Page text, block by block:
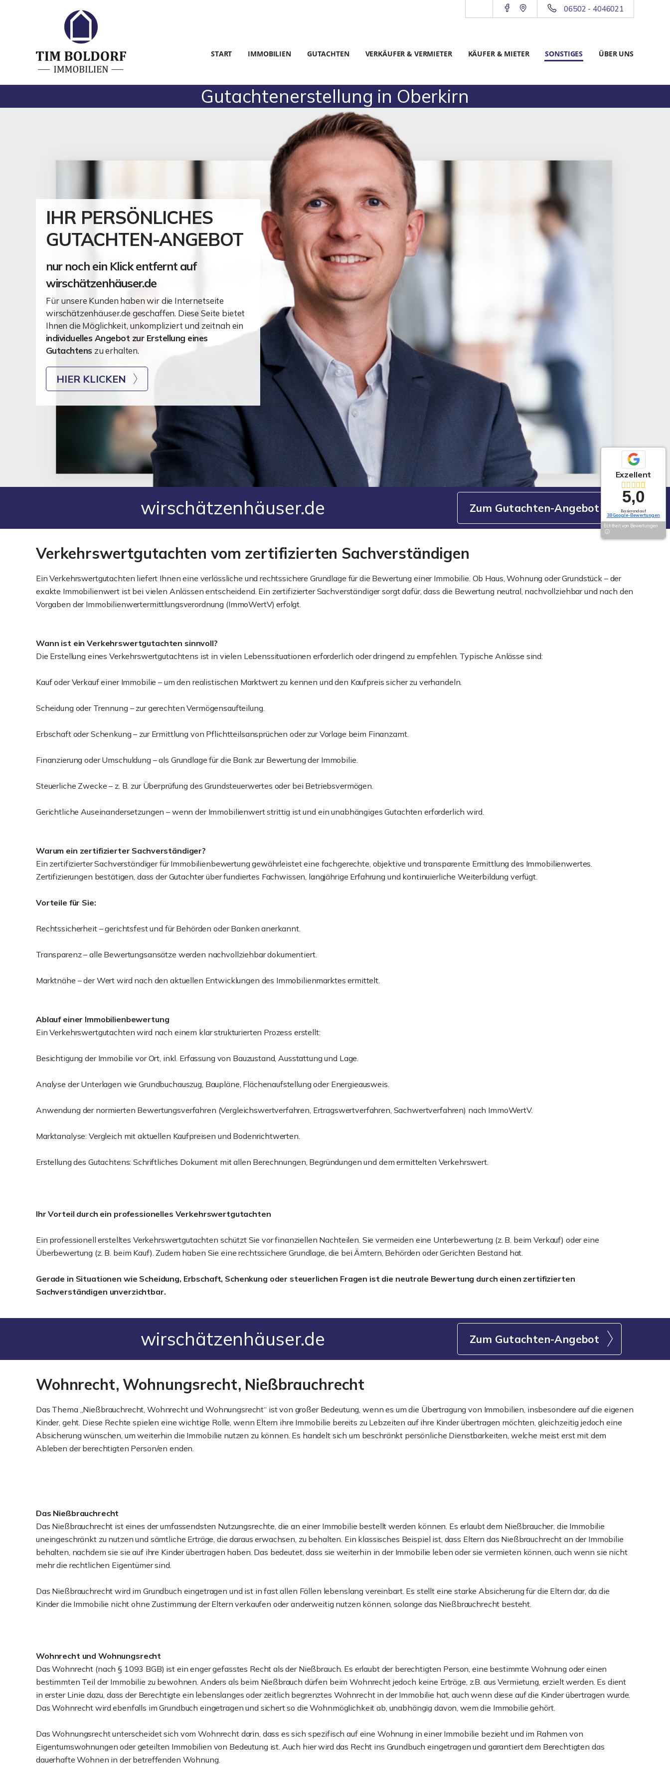
06502 - 4046021
START IMMOBILIEN GUTACHTEN VERKÄUFER & VERMIETER KÄUFER & MIETER SONSTIGES ÜBER UNS
Gutachtenerstellung in Oberkirn
IHR PERSÖNLICHES
GUTACHTEN-ANGEBOT
nur noch ein Klick entfernt auf
wirschätzenhäuser.de
Für unsere Kunden haben wir die Internetseite
wirschätzenhäuser.de geschaffen. Diese Seite bietet
Ihnen die Möglichkeit, unkompliziert und zeitnah ein
individuelles Angebot zur Erstellung eines
Gutachtens zu erhalten.
HIER KLICKEN
wirschätzenhäuser.de Zum Gutachten-Angebot
Verkehrswertgutachten vom zertifizierten Sachverständigen
Ein Verkehrswertgutachten liefert Ihnen eine verlässliche und rechtssichere Grundlage für die Bewertung einer Immobilie. Ob Haus, Wohnung oder Grundstück – der
exakte Immobilienwert ist bei vielen Anlässen entscheidend. Ein zertifizierter Sachverständiger sorgt dafür, dass die Bewertung neutral, nachvollziehbar und nach den
Vorgaben der Immobilienwertermittlungsverordnung (ImmoWertV) erfolgt.
Wann ist ein Verkehrswertgutachten sinnvoll?
Die Erstellung eines Verkehrswertgutachtens ist in vielen Lebenssituationen erforderlich oder dringend zu empfehlen. Typische Anlässe sind:
Kauf oder Verkauf einer Immobilie – um den realistischen Marktwert zu kennen und den Kaufpreis sicher zu verhandeln.
Scheidung oder Trennung – zur gerechten Vermögensaufteilung.
Erbschaft oder Schenkung – zur Ermittlung von Pflichtteilsansprüchen oder zur Vorlage beim Finanzamt.
Finanzierung oder Umschuldung – als Grundlage für die Bank zur Bewertung der Immobilie.
Steuerliche Zwecke – z. B. zur Überprüfung des Grundsteuerwertes oder bei Betriebsvermögen.
Gerichtliche Auseinandersetzungen – wenn der Immobilienwert strittig ist und ein unabhängiges Gutachten erforderlich wird.
Warum ein zertifizierter Sachverständiger?
Ein zertifizierter Sachverständiger für Immobilienbewertung gewährleistet eine fachgerechte, objektive und transparente Ermittlung des Immobilienwertes.
Zertifizierungen bestätigen, dass der Gutachter über fundiertes Fachwissen, langjährige Erfahrung und kontinuierliche Weiterbildung verfügt.
Vorteile für Sie:
Rechtssicherheit – gerichtsfest und für Behörden oder Banken anerkannt.
Transparenz – alle Bewertungsansätze werden nachvollziehbar dokumentiert.
Marktnähe – der Wert wird nach den aktuellen Entwicklungen des Immobilienmarktes ermittelt.
Ablauf einer Immobilienbewertung
Ein Verkehrswertgutachten wird nach einem klar strukturierten Prozess erstellt:
Besichtigung der Immobilie vor Ort, inkl. Erfassung von Bauzustand, Ausstattung und Lage.
Analyse der Unterlagen wie Grundbuchauszug, Baupläne, Flächenaufstellung oder Energieausweis.
Anwendung der normierten Bewertungsverfahren (Vergleichswertverfahren, Ertragswertverfahren, Sachwertverfahren) nach ImmoWertV.
Marktanalyse: Vergleich mit aktuellen Kaufpreisen und Bodenrichtwerten.
Erstellung des Gutachtens: Schriftliches Dokument mit allen Berechnungen, Begründungen und dem ermittelten Verkehrswert.
Ihr Vorteil durch ein professionelles Verkehrswertgutachten
Ein professionell erstelltes Verkehrswertgutachten schützt Sie vor finanziellen Nachteilen. Sie vermeiden eine Unterbewertung (z. B. beim Verkauf) oder eine
Überbewertung (z. B. beim Kauf). Zudem haben Sie eine rechtssichere Grundlage, die bei Ämtern, Behörden oder Gerichten Bestand hat.
Gerade in Situationen wie Scheidung, Erbschaft, Schenkung oder steuerlichen Fragen ist die neutrale Bewertung durch einen zertifizierten
Sachverständigen unverzichtbar.
wirschätzenhäuser.de Zum Gutachten-Angebot
Wohnrecht, Wohnungsrecht, Nießbrauchrecht
Das Thema „Nießbrauchrecht, Wohnrecht und Wohnungsrecht“ ist von großer Bedeutung, wenn es um die Übertragung von Immobilien, insbesondere auf die eigenen
Kinder, geht. Diese Rechte spielen eine wichtige Rolle, wenn Eltern ihre Immobilie bereits zu Lebzeiten auf ihre Kinder übertragen möchten, gleichzeitig jedoch eine
Absicherung wünschen, um weiterhin die Immobilie nutzen zu können. Es handelt sich um beschränkt persönliche Dienstbarkeiten, welche meist erst mit dem
Ableben der berechtigten Person/en enden.
Das Nießbrauchrecht
Das Nießbrauchrecht ist eines der umfassendsten Nutzungsrechte, die an einer Immobilie bestellt werden können. Es erlaubt dem Nießbraucher, die Immobilie
uneingeschränkt zu nutzen und sämtliche Erträge, die daraus erwachsen, zu behalten. Ein klassisches Beispiel ist, dass Eltern das Nießbrauchrecht an der Immobilie
behalten, nachdem sie sie auf ihre Kinder übertragen haben. Das bedeutet, dass sie weiterhin in der Immobilie leben oder sie vermieten können, auch wenn sie nicht
mehr die rechtlichen Eigentümer sind.
Das Nießbrauchrecht wird im Grundbuch eingetragen und ist in fast allen Fällen lebenslang vereinbart. Es stellt eine starke Absicherung für die Eltern dar, da die
Kinder die Immobilie nicht ohne Zustimmung der Eltern verkaufen oder anderweitig nutzen können, solange das Nießbrauchrecht besteht.
Wohnrecht und Wohnungsrecht
Das Wohnrecht (nach § 1093 BGB) ist ein enger gefasstes Recht als der Nießbrauch. Es erlaubt der berechtigten Person, eine bestimmte Wohnung oder einen
bestimmten Teil der Immobilie zu bewohnen. Anders als beim Nießbrauch dürfen beim Wohnrecht jedoch keine Erträge, z.B. aus Vermietung, erzielt werden. Es dient
in erster Linie dazu, dass der Berechtigte ein lebenslanges oder zeitlich begrenztes Wohnrecht in der Immobilie hat, auch wenn diese auf die Kinder übertragen wurde.
Das Wohnrecht wird ebenfalls im Grundbuch eingetragen und sichert so die Wohnmöglichkeit ab, unabhängig davon, wem die Immobilie gehört.
Das Wohnungsrecht unterscheidet sich vom Wohnrecht darin, dass es sich spezifisch auf eine Wohnung in einer Immobilie bezieht und im Rahmen von
Eigentumswohnungen oder geteilten Immobilien von Bedeutung ist. Auch hier wird das Recht ins Grundbuch eingetragen und garantiert dem Berechtigten das
dauerhafte Wohnen in der betreffenden Wohnung.
Exzellent
5,0
Basierend auf
38 Google-Bewertungen
Echtheit von Bewertungen